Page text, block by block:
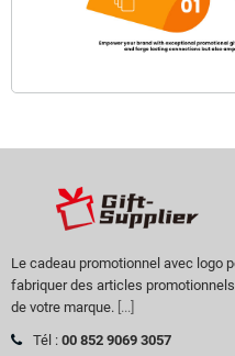
Le cadeau promotionnel avec logo
fabriquer des articles
de votre marque. [...]
Tél : 00 852 9069 3057